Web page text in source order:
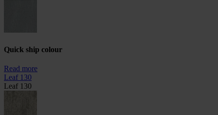
Quick ship colour
Read more
Leaf 130
Leaf 130